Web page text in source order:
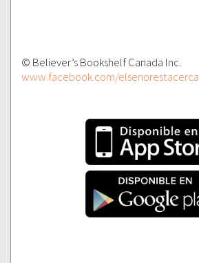
© Believer’s Bookshelf Canada Inc.
www.facebook.com/elsenorestacerca